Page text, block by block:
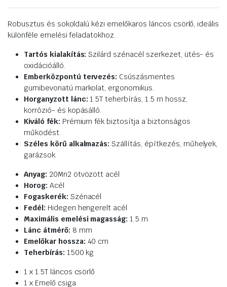
Robusztus és sokoldalú kézi emelőkaros láncos csörlő, ideális
különféle emelési feladatokhoz.
Tartós kialakítás: Szilárd szénacél szerkezet, ütés- és
oxidációálló.
Emberközpontú tervezés: Csúszásmentes
gumibevonatú markolat, ergonomikus.
Horganyzott lánc: 1.5T teherbírás, 1.5 m hossz,
korrózió- és kopásálló.
Kiváló fék: Prémium fék biztosítja a biztonságos
működést.
Széles körű alkalmazás: Szállítás, építkezés, műhelyek,
garázsok.
Anyag: 20Mn2 ötvözött acél
Horog: Acél
Fogaskerék: Szénacél
Fedél: Hidegen hengerelt acél
Maximális emelési magasság: 1.5 m
Lánc átmérő: 8 mm
Emelőkar hossza: 40 cm
Teherbírás: 1500 kg
1 x 1.5T láncos csörlő
1 x Emelő csiga